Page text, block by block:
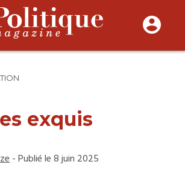
exquis
- Publié le 8 juin 2025